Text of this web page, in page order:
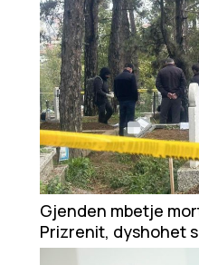
Gjenden mbetje
Prizrenit, dyshohet
luftës